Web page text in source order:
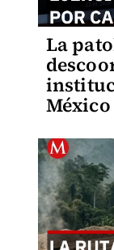
La
México